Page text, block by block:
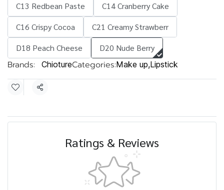
C13 Redbean Paste
C14 Cranberry Cake
C16 Crispy Cocoa
C21 Creamy Strawberr
D18 Peach Cheese
D20 Nude Berry
Brands: ChiotureCategories:Make up,Lipstick
Share
Ratings & Reviews